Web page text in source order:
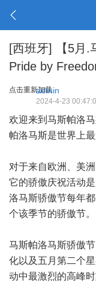
[西班牙]
【5月.
Pride by
点击重新加载
admin
2024-4-23
欢迎来到马斯帕洛
帕洛马斯是世界上
对于来自欧洲、美
它的骄傲庆祝活动
洛马斯骄傲节每年
个该季节的骄傲节。
马斯帕洛马斯骄傲
化以及五月第二个
动中最激烈的高峰时